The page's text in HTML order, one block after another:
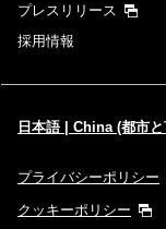
プレスリリース
採用情報
日本語 | China (都市
プライバシーポリシー
クッキーポリシー